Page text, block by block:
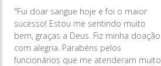
"Fui doar sangue hoje e foi o maior
sucesso! Estou me sentindo muito
bem, graças a Deus. Fiz minha doação
com alegria. Parabéns pelos
funcionários que me atenderam muito